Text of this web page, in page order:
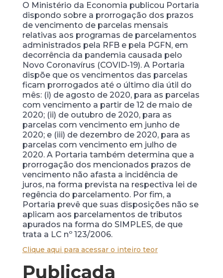
O Ministério da Economia publicou Portaria
dispondo sobre a prorrogação dos prazos
de vencimento de parcelas mensais
relativas aos programas de parcelamentos
administrados pela RFB e pela PGFN, em
decorrência da pandemia causada pelo
Novo Coronavírus (COVID-19). A Portaria
dispõe que os vencimentos das parcelas
ficam prorrogados até o último dia útil do
mês: (i) de agosto de 2020, para as parcelas
com vencimento a partir de 12 de maio de
2020; (ii) de outubro de 2020, para as
parcelas com vencimento em junho de
2020; e (iii) de dezembro de 2020, para as
parcelas com vencimento em julho de
2020. A Portaria também determina que a
prorrogação dos mencionados prazos de
vencimento não afasta a incidência de
juros, na forma prevista na respectiva lei de
regência do parcelamento. Por fim, a
Portaria prevê que suas disposições não se
aplicam aos parcelamentos de tributos
apurados na forma do SIMPLES, de que
trata a LC nº 123/2006.
Clique aqui para acessar o inteiro teor
Publicada